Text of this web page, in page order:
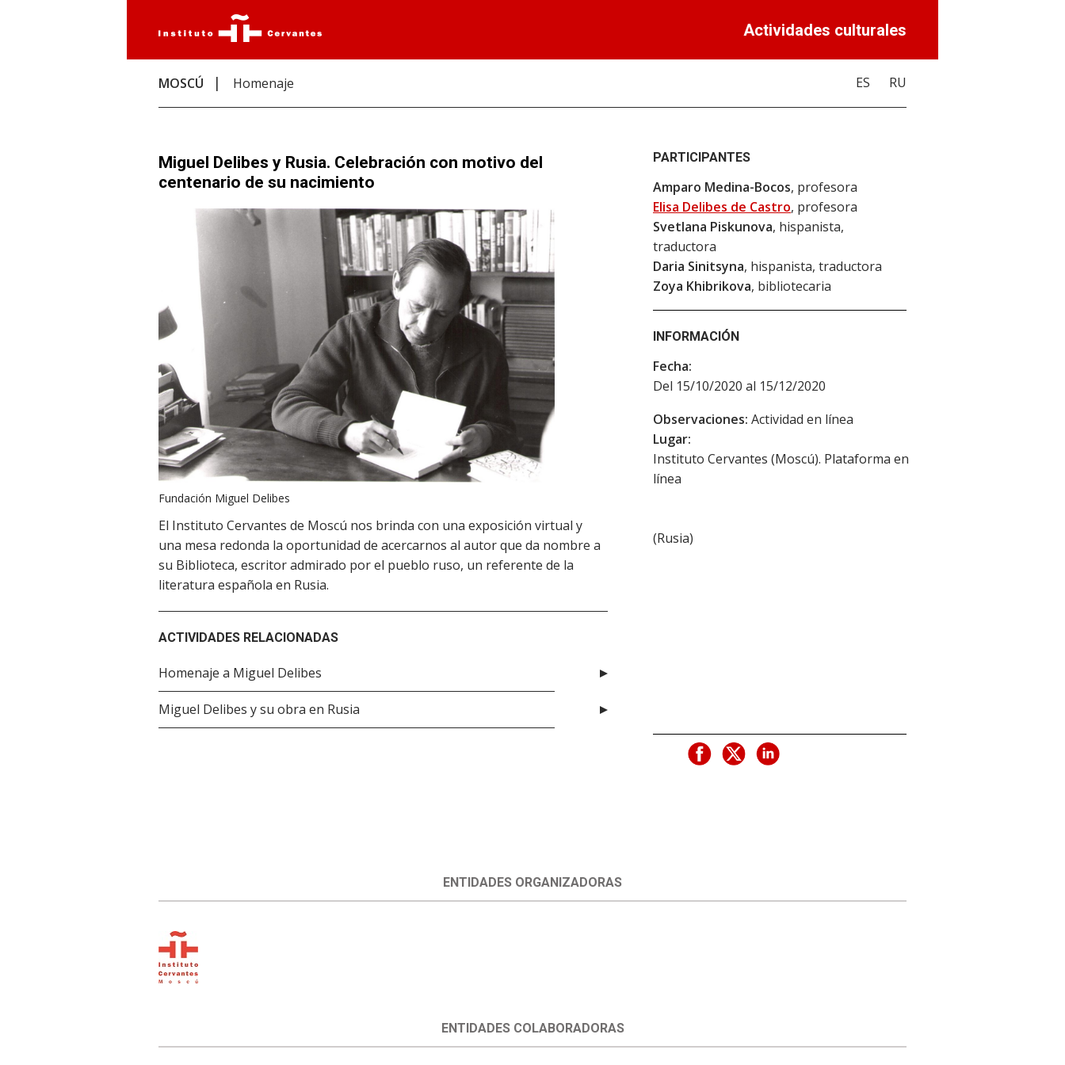
Actividades culturales
MOSCÚ Homenaje ES RU
Miguel Delibes y Rusia. Celebración con motivo del
centenario de su nacimiento
Fundación Miguel Delibes
El Instituto Cervantes de Moscú nos brinda con una exposición virtual y
una mesa redonda la oportunidad de acercarnos al autor que da nombre a
su Biblioteca, escritor admirado por el pueblo ruso, un referente de la
literatura española en Rusia.
ACTIVIDADES RELACIONADAS
Homenaje a Miguel Delibes
Miguel Delibes y su obra en Rusia
PARTICIPANTES
Amparo Medina-Bocos, profesora
Elisa Delibes de Castro, profesora
Svetlana Piskunova, hispanista,
traductora
Daria Sinitsyna, hispanista, traductora
Zoya Khibrikova, bibliotecaria
INFORMACIÓN
Fecha:
Del 15/10/2020 al 15/12/2020
Observaciones: Actividad en línea
Lugar:
Instituto Cervantes (Moscú). Plataforma en
línea
(Rusia)
ENTIDADES ORGANIZADORAS
ENTIDADES COLABORADORAS